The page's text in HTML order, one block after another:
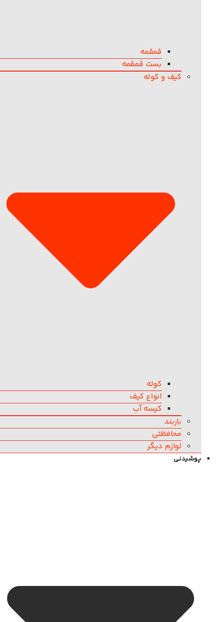
قمقمه
بست قمقمه
کیف و کوله
کوله
انواع کیف
کیسه آب
باربند
محافظتی
لوازم دیگر
پوشیدنی